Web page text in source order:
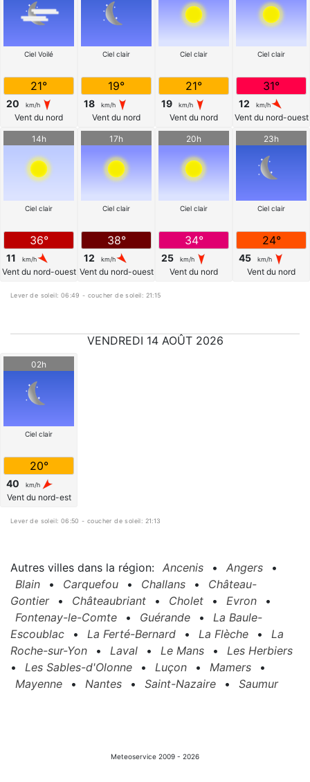
Ciel Voilé
21°
20 km/h
Vent du nord
Ciel clair
19°
18 km/h
Vent du nord
Ciel clair
21°
19 km/h
Vent du nord
Ciel clair
31°
12 km/h
Vent du nord-ouest
14h
Ciel clair
36°
11 km/h
Vent du nord-ouest
17h
Ciel clair
38°
12 km/h
Vent du nord-ouest
20h
Ciel clair
34°
25 km/h
Vent du nord
23h
Ciel clair
24°
45 km/h
Vent du nord
Lever de soleil: 06:49 - coucher de soleil: 21:15
VENDREDI 14 AOÛT 2026
02h
Ciel clair
20°
40 km/h
Vent du nord-est
Lever de soleil: 06:50 - coucher de soleil: 21:13
Autres villes dans la région: Ancenis • Angers
•
Blain
• Carquefou • Challans •
Château-
Gontier
• Châteaubriant • Cholet • Evron
•
Fontenay-le-Comte
• Guérande •
La Baule-
Escoublac
• La Ferté-Bernard • La Flèche •
La
Roche-sur-Yon
• Laval • Le Mans •
Les Herbiers
•
Les Sables-d'Olonne • Luçon • Mamers
•
Mayenne
• Nantes • Saint-Nazaire • Saumur
Meteoservice 2009 - 2026